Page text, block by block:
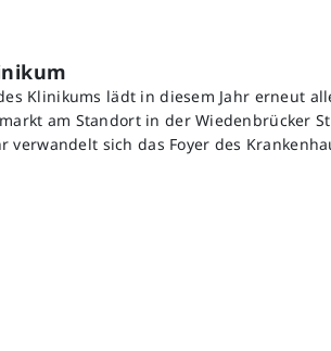
Klinikums lädt in diesem Jahr erneut
am Standort in der Wiedenbrücker
verwandelt sich das Foyer des